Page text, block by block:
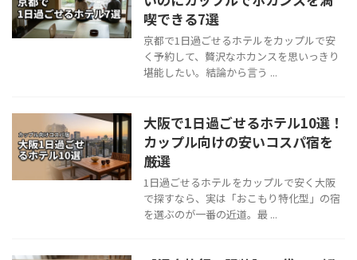
喫できる7選
京都で1日過ごせるホテルをカップルで安
く予約して、贅沢なホカンスを思いっきり
堪能したい。結論から言う ...
大阪で1日過ごせるホテル10選！
カップル向けの安いコスパ宿を
厳選
1日過ごせるホテルをカップルで安く大阪
で探すなら、実は「おこもり特化型」の宿
を選ぶのが一番の近道。最 ...